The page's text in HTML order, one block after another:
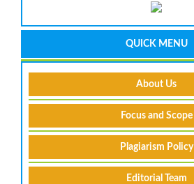
QUICK MENU
About Us
Focus and Scope
Plagiarism Policy
Editorial Team